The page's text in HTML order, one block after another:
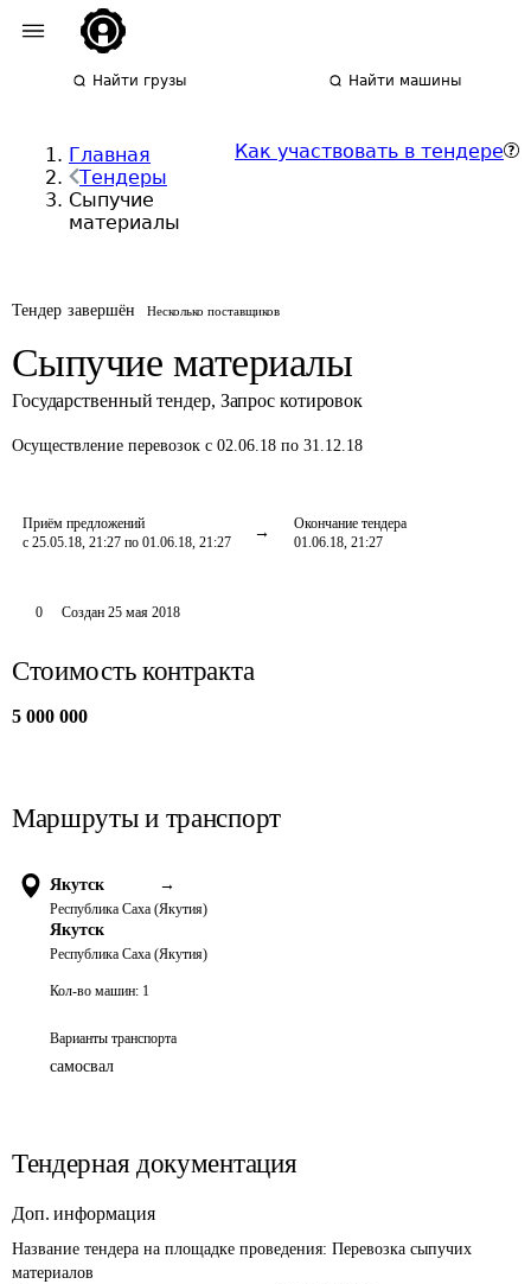
Найти грузы Найти машины
Главная
Тендеры
Сыпучие
материалы
Как участвовать в тендере
Тендер завершён Несколько поставщиков
Сыпучие материалы
Государственный тендер, Запрос котировок
Осуществление перевозок с 02.06.18 по 31.12.18
Приём предложений
с 25.05.18, 21:27 по 01.06.18, 21:27
Окончание тендера
01.06.18, 21:27
0 Создан 25 мая 2018
Стоимость контракта
5 000 000
Маршруты и транспорт
Якутск →
Республика Саха (Якутия)
Якутск
Республика Саха (Якутия)
Кол-во машин: 1
Варианты транспорта
самосвал
Тендерная документация
Доп. информация
Название тендера на площадке проведения: Перевозка сыпучих
материалов